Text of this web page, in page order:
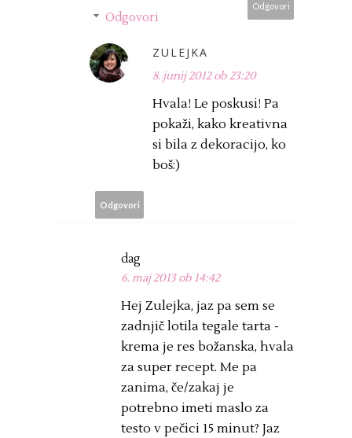
Odgovori
Odgovori
ZULEJKA
8. junij 2012 ob 23:20
Hvala! Le poskusi! Pa
pokaži, kako kreativna
si bila z dekoracijo, ko
boš:)
Odgovori
dag
6. maj 2013 ob 14:42
Hej Zulejka, jaz pa sem se
zadnjič lotila tegale tarta -
krema je res božanska, hvala
za super recept. Me pa
zanima, če/zakaj je
potrebno imeti maslo za
testo v pečici 15 minut? Jaz